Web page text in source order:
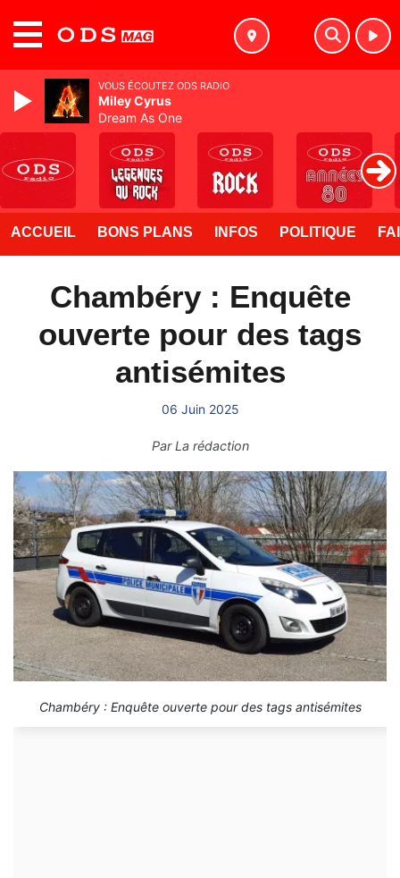
ACCUEIL BONS PLANS INFOS POLITIQUE
Chambéry : Enquête
ouverte pour des tags
antisémites
06 Juin 2025
ParLa rédaction
Chambéry : Enquête ouverte pour des tags antisémites
VOUS ÉCOUTEZ ODS RADIO
Miley Cyrus
Dream As One